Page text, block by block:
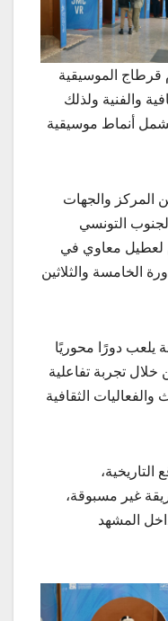
قرطاج الموسيقية
والفنية ولذلك
أنماط موسيقية
المركز والجهات
التونسي
لعطيل معاوي في
الخامسة والثلاثين
التصوير بتقنية 360 درجة يلعب دورًا محوريًا
تجربة تفاعلية
الثقافية
التاريخية،
غير مسبوقة،
المشهد